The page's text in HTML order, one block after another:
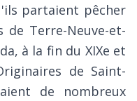
partaient pêcher
Terre-Neuve-et-
à la fin du XIXe et
de Saint-
de nombreux